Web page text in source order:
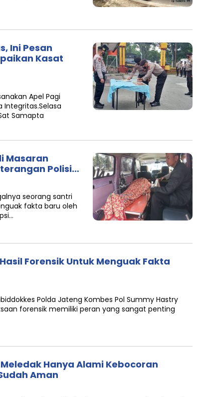
Ini Pesan
Kasat
Apel Pagi
Integritas.Selasa
Samapta
Masaran
Polisi…
seorang santri
fakta baru oleh
Forensik Untuk Menguak Fakta
Polda Jateng Kombes Pol Summy Hastry
forensik memiliki peran yang sangat penting
Hanya Alami Kebocoran
Aman